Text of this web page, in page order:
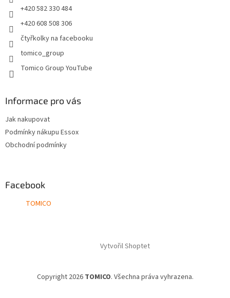
+420 582 330 484
+420 608 508 306
čtyřkolky na facebooku
tomico_group
Tomico Group YouTube
Informace pro vás
Jak nakupovat
Podmínky nákupu Essox
Obchodní podmínky
Facebook
TOMICO
Vytvořil Shoptet
Copyright 2026 TOMICO. Všechna práva vyhrazena.